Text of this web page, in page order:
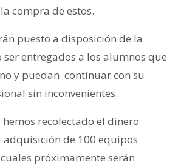
compra de estos.
puesto a disposición de la
ser entregados a los alumnos que
y puedan continuar con su
sin inconvenientes.
recolectado el dinero
de 100 equipos
próximamente serán